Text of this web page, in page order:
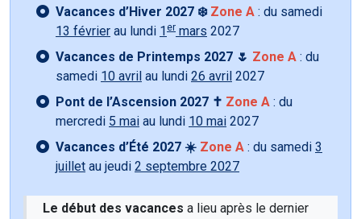
Vacances d’Hiver 2027 ❄️ Zone A : du samedi
13 février au lundi 1 er mars 2027
Vacances de Printemps 2027 🌷 Zone A : du
samedi 10 avril au lundi 26 avril 2027
Pont de l’Ascension 2027 ✝️ Zone A : du
mercredi 5 mai au lundi 10 mai 2027
Vacances d’Été 2027 ☀️ Zone A : du samedi 3
juillet au jeudi 2 septembre 2027
Le début des vacances a lieu après le dernier